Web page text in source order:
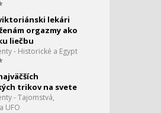
lekári
orgazmy ako
liečbu
- Historické a Egypt
trikov na svete
- Tajomstvá,
UFO